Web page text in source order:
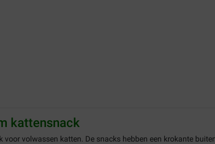
kattensnack
voor volwassen katten. De snacks hebben een krokante